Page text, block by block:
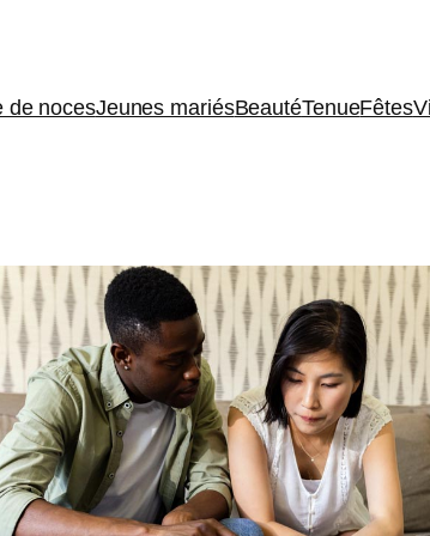
de nocesJeunes mariésBeautéTenueFêtes